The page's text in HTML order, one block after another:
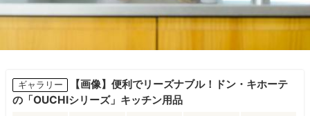
ギャラリー
【画像】便利でリーズナブル！ドン・キホーテ
の「OUCHIシリーズ」キッチン用品